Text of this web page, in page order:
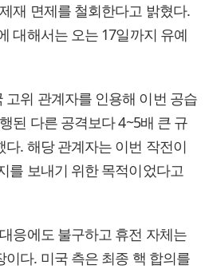
재 면제를 철회한다고 밝혔다.
대해서는 오는 17일까지 유예
고위 관계자를 인용해 이번 공습
된 다른 공격보다 4~5배 큰 규
. 해당 관계자는 이번 작전이
를 보내기 위한 목적이었다고
응에도 불구하고 휴전 자체는
다. 미국 측은 최종 핵 합의를